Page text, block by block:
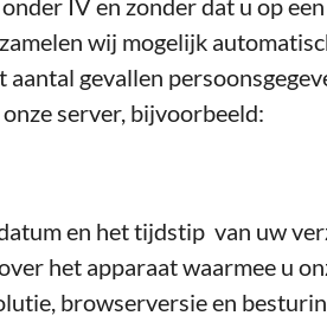
IV en zonder dat u op
wij mogelijk
aantal gevallen
server, bijvoorbeeld:
en het tijdstip van uw
het apparaat waarmee u
browserversie en